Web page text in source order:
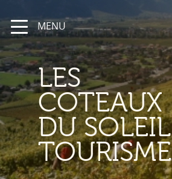
MENU
LES
COTEAUX
DU SOLEIL
TOURISME